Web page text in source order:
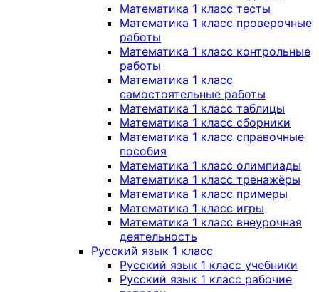
Математика 1 класс тесты
Математика 1 класс проверочные
работы
Математика 1 класс контрольные
работы
Математика 1 класс
самостоятельные работы
Математика 1 класс таблицы
Математика 1 класс сборники
Математика 1 класс справочные
пособия
Математика 1 класс олимпиады
Математика 1 класс тренажёры
Математика 1 класс примеры
Математика 1 класс игры
Математика 1 класс внеурочная
деятельность
Русский язык 1 класс
Русский язык 1 класс учебники
Русский язык 1 класс рабочие